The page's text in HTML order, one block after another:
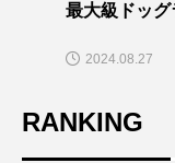
最大級ドッ
う〜🎵」
2024.08.27
RANKING